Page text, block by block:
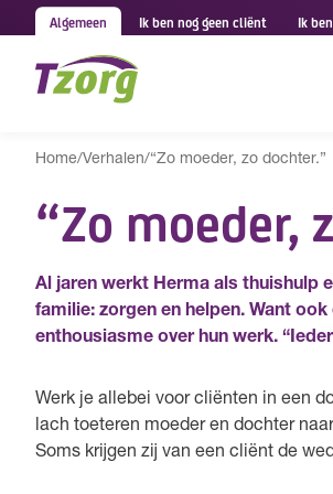
Algemeen Ik ben nog geen cliënt Ik
Home/Verhalen/“Zo moeder, zo dochter.”
“Zo moeder,
Al jaren werkt Herma als thuishulp
familie: zorgen en helpen. Want
enthousiasme over hun werk.
Werk je allebei voor cliënten in een
lach toeteren moeder en dochter
Soms krijgen zij van een cliënt de